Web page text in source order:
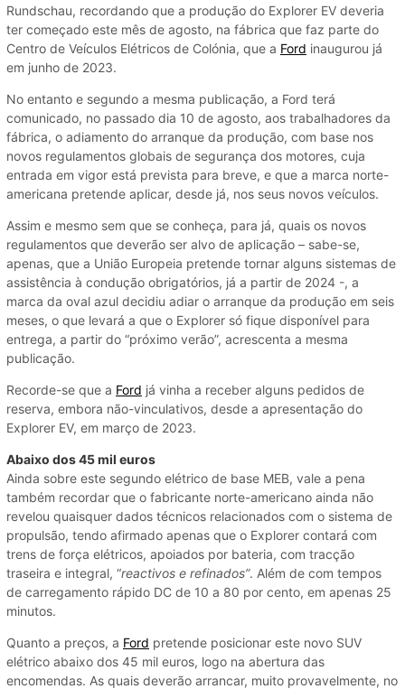
Rundschau, recordando que a produção do Explorer EV deveria
ter começado este mês de agosto, na fábrica que faz parte do
Centro de Veículos Elétricos de Colónia, que a Ford inaugurou já
em junho de 2023.
No entanto e segundo a mesma publicação, a Ford terá
comunicado, no passado dia 10 de agosto, aos trabalhadores da
fábrica, o adiamento do arranque da produção, com base nos
novos regulamentos globais de segurança dos motores, cuja
entrada em vigor está prevista para breve, e que a marca norte-
americana pretende aplicar, desde já, nos seus novos veículos.
Assim e mesmo sem que se conheça, para já, quais os novos
regulamentos que deverão ser alvo de aplicação – sabe-se,
apenas, que a União Europeia pretende tornar alguns sistemas de
assistência à condução obrigatórios, já a partir de 2024 -, a
marca da oval azul decidiu adiar o arranque da produção em seis
meses, o que levará a que o Explorer só fique disponível para
entrega, a partir do “próximo verão”, acrescenta a mesma
publicação.
Recorde-se que a Ford já vinha a receber alguns pedidos de
reserva, embora não-vinculativos, desde a apresentação do
Explorer EV, em março de 2023.
Abaixo dos 45 mil euros
Ainda sobre este segundo elétrico de base MEB, vale a pena
também recordar que o fabricante norte-americano ainda não
revelou quaisquer dados técnicos relacionados com o sistema de
propulsão, tendo afirmado apenas que o Explorer contará com
trens de força elétricos, apoiados por bateria, com tracção
traseira e integral, “reactivos e refinados”. Além de com tempos
de carregamento rápido DC de 10 a 80 por cento, em apenas 25
minutos.
Quanto a preços, a Ford pretende posicionar este novo SUV
elétrico abaixo dos 45 mil euros, logo na abertura das
encomendas. As quais deverão arrancar, muito provavelmente, no